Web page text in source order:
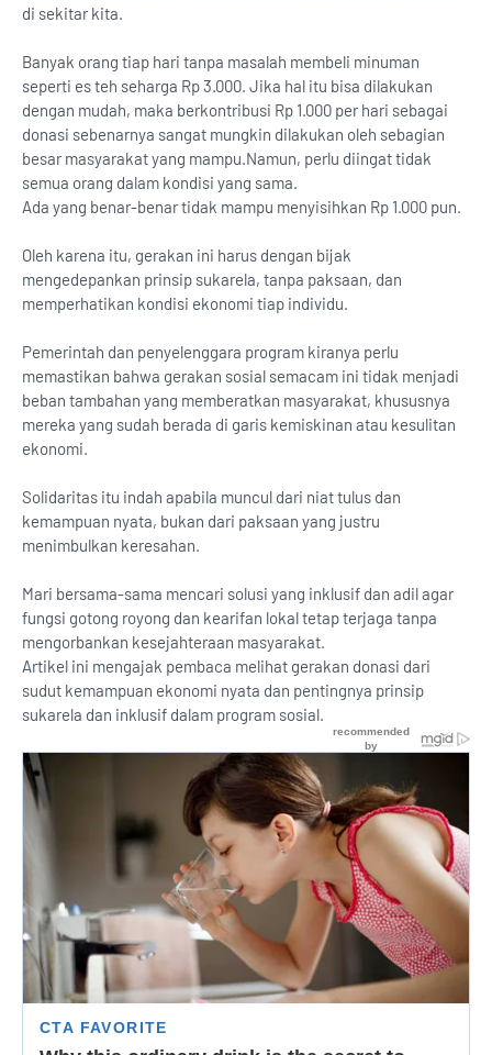
di sekitar kita.
Banyak orang tiap hari tanpa masalah membeli minuman
seperti es teh seharga Rp 3.000. Jika hal itu bisa dilakukan
dengan mudah, maka berkontribusi Rp 1.000 per hari sebagai
donasi sebenarnya sangat mungkin dilakukan oleh sebagian
besar masyarakat yang mampu.Namun, perlu diingat tidak
semua orang dalam kondisi yang sama.
Ada yang benar-benar tidak mampu menyisihkan Rp 1.000 pun.
Oleh karena itu, gerakan ini harus dengan bijak
mengedepankan prinsip sukarela, tanpa paksaan, dan
memperhatikan kondisi ekonomi tiap individu.
Pemerintah dan penyelenggara program kiranya perlu
memastikan bahwa gerakan sosial semacam ini tidak menjadi
beban tambahan yang memberatkan masyarakat, khususnya
mereka yang sudah berada di garis kemiskinan atau kesulitan
ekonomi.
Solidaritas itu indah apabila muncul dari niat tulus dan
kemampuan nyata, bukan dari paksaan yang justru
menimbulkan keresahan.
Mari bersama-sama mencari solusi yang inklusif dan adil agar
fungsi gotong royong dan kearifan lokal tetap terjaga tanpa
mengorbankan kesejahteraan masyarakat.
Artikel ini mengajak pembaca melihat gerakan donasi dari
sudut kemampuan ekonomi nyata dan pentingnya prinsip
sukarela dan inklusif dalam program sosial.